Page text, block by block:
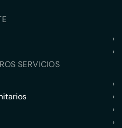
›
›
SERVICIOS
›
›
›
›